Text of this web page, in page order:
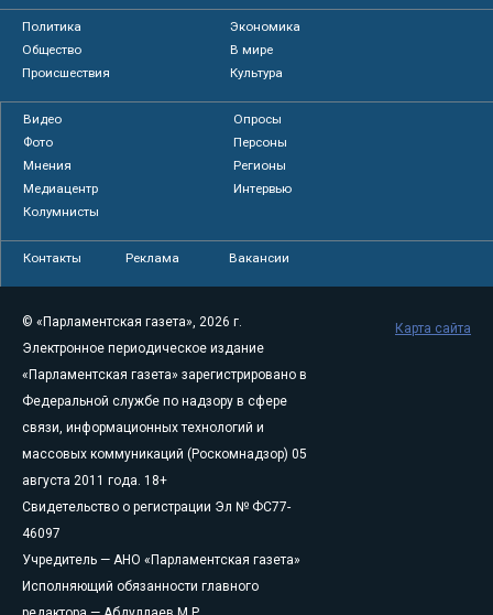
Политика
Экономика
Общество
В мире
Происшествия
Культура
Видео
Опросы
Фото
Персоны
Мнения
Регионы
Медиацентр
Интервью
Колумнисты
Контакты Реклама Вакансии
© «Парламентская газета», 2026 г.
Электронное периодическое издание
«Парламентская газета» зарегистрировано в
Федеральной службе по надзору в сфере
связи, информационных технологий и
массовых коммуникаций (Роскомнадзор) 05
августа 2011 года. 18+
Свидетельство о регистрации Эл № ФС77-
46097
Учредитель — АНО «Парламентская газета»
Исполняющий обязанности главного
Карта сайта